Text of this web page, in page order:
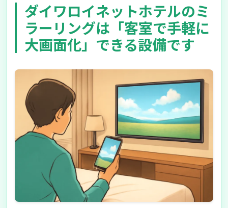
ダイワロイネットホテルのミ
ラーリングは「客室で手軽に
大画面化」できる設備です